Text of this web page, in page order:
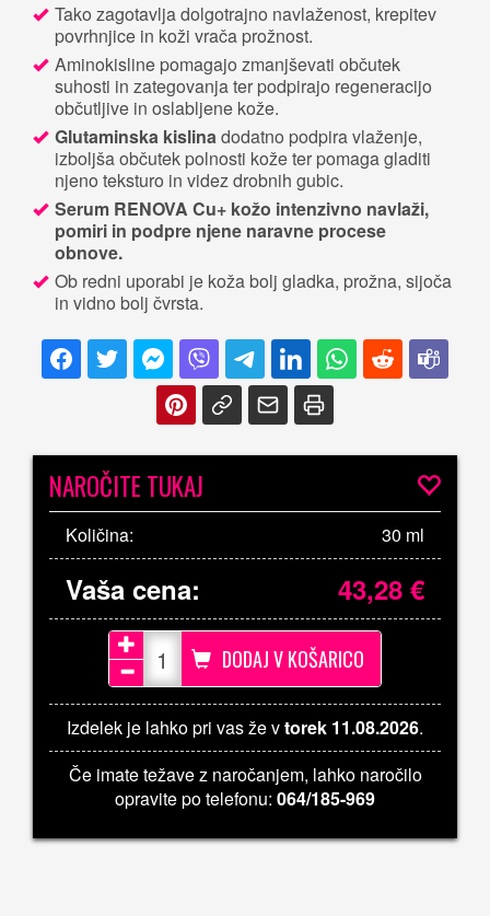
Tako zagotavlja dolgotrajno navlaženost, krepitev
povrhnjice in koži vrača prožnost.
Aminokisline pomagajo zmanjševati občutek
suhosti in zategovanja ter podpirajo regeneracijo
občutljive in oslabljene kože.
Glutaminska kislinadodatno podpira vlaženje,
izboljša občutek polnosti kože ter pomaga gladiti
njeno teksturo in videz drobnih gubic.
Serum RENOVA Cu+ kožo intenzivno navlaži,
pomiri in podpre njene naravne procese
obnove.
Ob redni uporabi je koža bolj gladka, prožna, sijoča
in vidno bolj čvrsta.
NAROČITE TUKAJ
Količina: 30 ml
Vaša cena: 43,28€
DODAJ V KOŠARICO
Izdelek je lahko pri vas že vtorek 11.08.2026.
Če imate težave z naročanjem, lahko naročilo
opravite po telefonu: 064/185-969